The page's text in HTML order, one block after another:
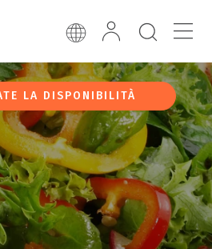
LA DISPONIBILITÀ